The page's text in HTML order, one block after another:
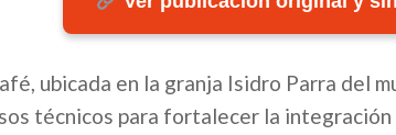
ubicada en la granja Isidro Parra del
técnicos para fortalecer la